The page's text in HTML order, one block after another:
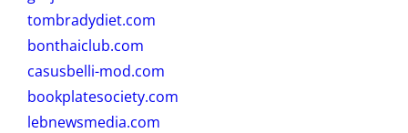
tombradydiet.com
bonthaiclub.com
casusbelli-mod.com
bookplatesociety.com
lebnewsmedia.com